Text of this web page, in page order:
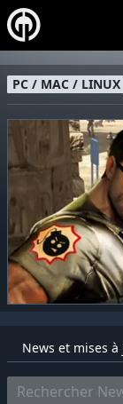
PC / MAC / LINUX
News et mises